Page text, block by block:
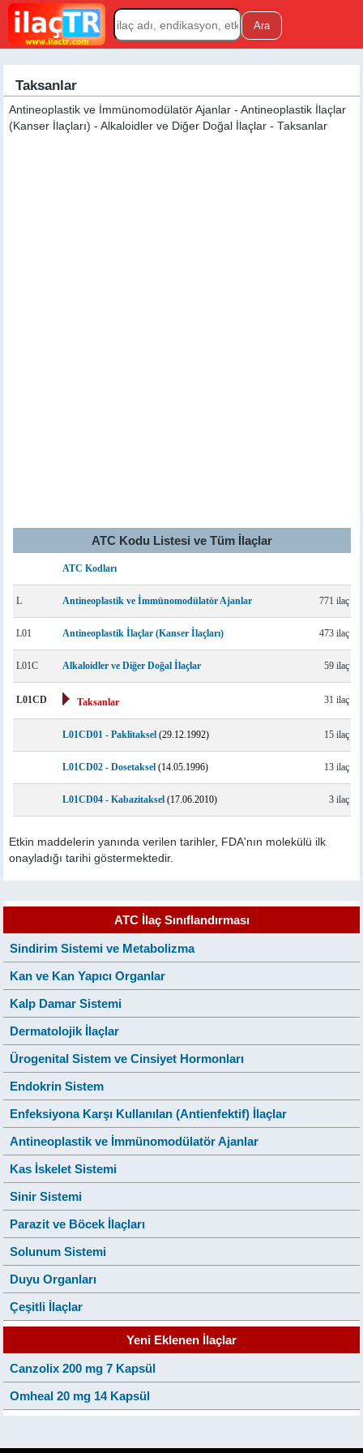
Taksanlar
Antineoplastik ve İmmünomodülatör Ajanlar - Antineoplastik İlaçlar
(Kanser İlaçları) - Alkaloidler ve Diğer Doğal İlaçlar - Taksanlar
ATC Kodu Listesi ve Tüm İlaçlar
ATC Kodları
L Antineoplastik ve İmmünomodülatör Ajanlar 771 ilaç
L01 Antineoplastik İlaçlar (Kanser İlaçları) 473 ilaç
L01C Alkaloidler ve Diğer Doğal İlaçlar 59 ilaç
L01CD Taksanlar 31 ilaç
L01CD01 - Paklitaksel (29.12.1992) 15 ilaç
L01CD02 - Dosetaksel (14.05.1996) 13 ilaç
L01CD04 - Kabazitaksel (17.06.2010) 3 ilaç
Etkin maddelerin yanında verilen tarihler, FDA'nın molekülü ilk
onayladığı tarihi göstermektedir.
ATC İlaç Sınıflandırması
Sindirim Sistemi ve Metabolizma
Kan ve Kan Yapıcı Organlar
Kalp Damar Sistemi
Dermatolojik İlaçlar
Ürogenital Sistem ve Cinsiyet Hormonları
Endokrin Sistem
Enfeksiyona Karşı Kullanılan (Antienfektif) İlaçlar
Antineoplastik ve İmmünomodülatör Ajanlar
Kas İskelet Sistemi
Sinir Sistemi
Parazit ve Böcek İlaçları
Solunum Sistemi
Duyu Organları
Çeşitli İlaçlar
Yeni Eklenen İlaçlar
Canzolix 200 mg 7 Kapsül
Omheal 20 mg 14 Kapsül